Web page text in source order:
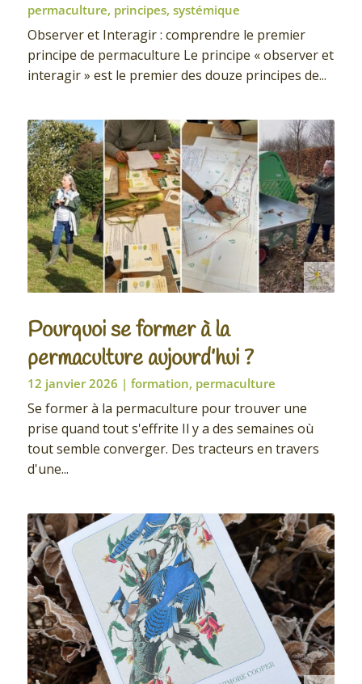
permaculture, principes, systémique
Observer et Interagir : comprendre le premier
principe de permaculture Le principe « observer et
interagir » est le premier des douze principes de...
Pourquoi se former à la
permaculture aujourd’hui ?
12 janvier 2026 | formation, permaculture
Se former à la permaculture pour trouver une
prise quand tout s'effrite Il y a des semaines où
tout semble converger. Des tracteurs en travers
d'une...